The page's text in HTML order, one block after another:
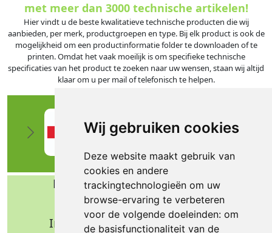
Wij gebruiken cookies
Deze website maakt gebruik van
cookies en andere
trackingtechnologieën om uw
browse-ervaring te verbeteren
voor de volgende doeleinden: om
de basisfunctionaliteit van de
met meer dan 3000 technische artikelen!
Hier vindt u de beste kwalitatieve technische producten die wij
aanbieden, per merk, productgroepen en type. Bij elk product is ook de
mogelijkheid om een productinformatie folder te downloaden of te
printen. Omdat het vaak moeilijk is om specifieke technische
specificaties van het product te zoeken naar uw wensen, staan wij altijd
klaar om u per mail of telefonisch te helpen.
Bafa b.v. Technische import
Nijverheidsweg 11
Industrieterrein Verheulsweide